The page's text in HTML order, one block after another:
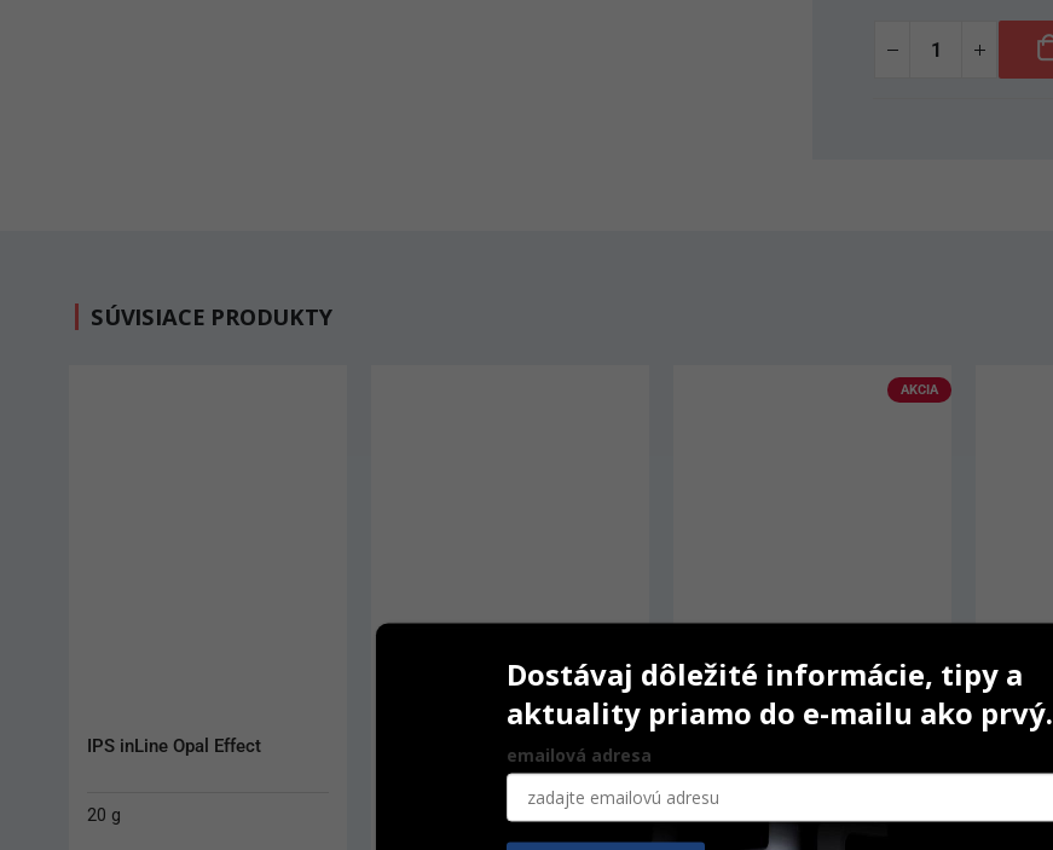
SÚVISIACE PRODUKTY
IPS Style Ceram One 100 g
100 g
IPS e.max Press 5 ks
20 g
g
3 g
Dostávaj dôležité informácie, tipy a
aktuality priamo do e-mailu ako prvý.
emailová adresa